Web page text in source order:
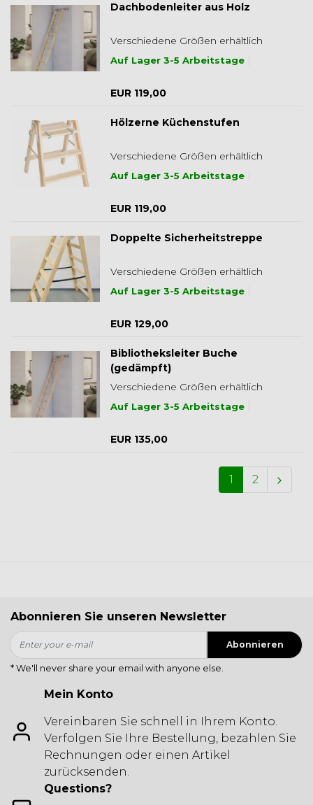
Dachbodenleiter aus Holz
Verschiedene Größen erhältlich
Auf Lager 3-5 Arbeitstage
EUR 119,00
Hölzerne Küchenstufen
Verschiedene Größen erhältlich
Auf Lager 3-5 Arbeitstage
EUR 119,00
Doppelte Sicherheitstreppe
Verschiedene Größen erhältlich
Auf Lager 3-5 Arbeitstage
EUR 129,00
Bibliotheksleiter Buche
(gedämpft)
Verschiedene Größen erhältlich
Auf Lager 3-5 Arbeitstage
EUR 135,00
1 2
Abonnieren Sie unseren Newsletter
Abonnieren
* We'll never share your email with anyone else.
Mein Konto
Vereinbaren Sie schnell in Ihrem Konto.
Verfolgen Sie Ihre Bestellung, bezahlen Sie
Rechnungen oder einen Artikel
zurücksenden.
Questions?